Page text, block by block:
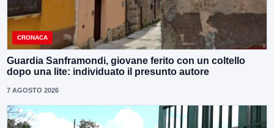
CRONACA
Guardia Sanframondi, giovane ferito con un coltello
dopo una lite: individuato il presunto autore
7 AGOSTO 2026